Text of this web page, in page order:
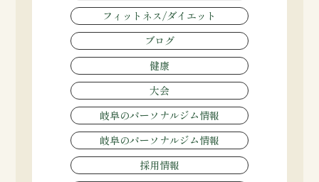
フィットネス/ダイエット
ブログ
健康
大会
岐阜のパーソナルジム情報
岐阜のパーソナルジム情報
採用情報